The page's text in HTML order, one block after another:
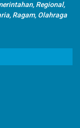
Regional,
Ragam, Olahraga